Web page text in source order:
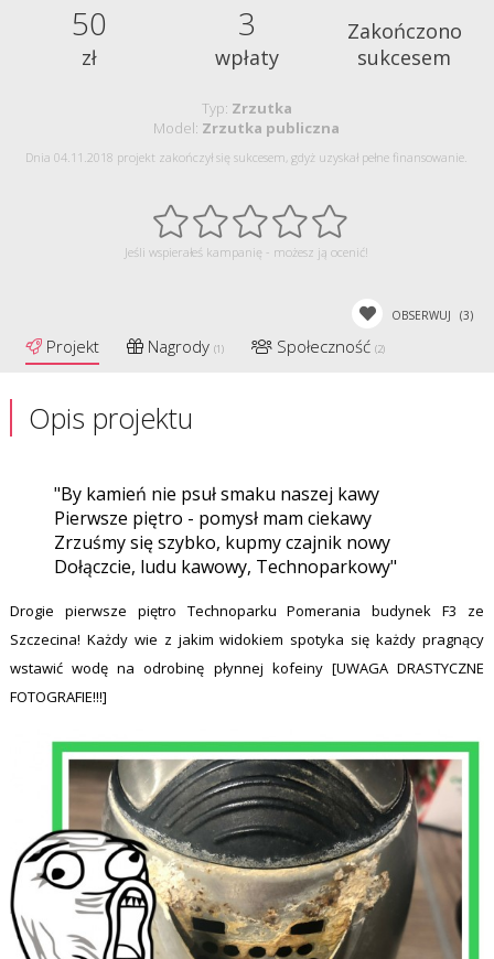
50
zł
3
wpłaty
Zakończono
sukcesem
Typ: Zrzutka
Model: Zrzutka publiczna
Dnia 04.11.2018 projekt zakończył się sukcesem, gdyż uzyskał pełne finansowanie.
Jeśli wspierałeś kampanię - możesz ją ocenić!
OBSERWUJ (3)
Projekt Nagrody(1) Społeczność(2)
Opis projektu
"By kamień nie psuł smaku naszej kawy
Pierwsze piętro - pomysł mam ciekawy
Zrzuśmy się szybko, kupmy czajnik nowy
Dołączcie, ludu kawowy, Technoparkowy"
Drogie pierwsze piętro Technoparku Pomerania budynek F3 ze
Szczecina! Każdy wie z jakim widokiem spotyka się każdy pragnący
wstawić wodę na odrobinę płynnej kofeiny [UWAGA DRASTYCZNE
FOTOGRAFIE!!!]